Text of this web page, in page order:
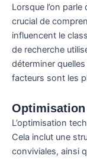
Lorsque l’on parle
crucial de
influencent le
de recherche
déterminer
facteurs sont les
L’optimisation
Cela inclut une
conviviales, ainsi